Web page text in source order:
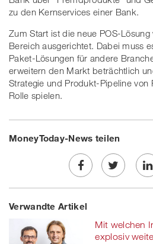
zu den Kernservices einer Bank.
Zum Start ist die neue POS-
Bereich ausgerichtet. Dabei muss
Paket-Lösungen für andere
erweitern den Markt beträchtlich
Strategie und Produkt-Pipeline von
Rolle spielen.
MoneyToday-News teilen
Share
on
Facebook
Twe
on
Verwandte Artikel
Mit welchen
explosiv